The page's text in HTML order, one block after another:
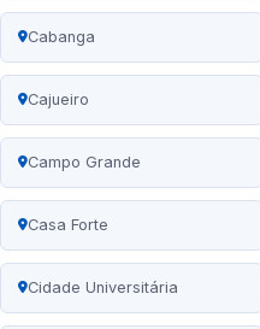
Cabanga
Cajueiro
Campo Grande
Casa Forte
Cidade Universitária